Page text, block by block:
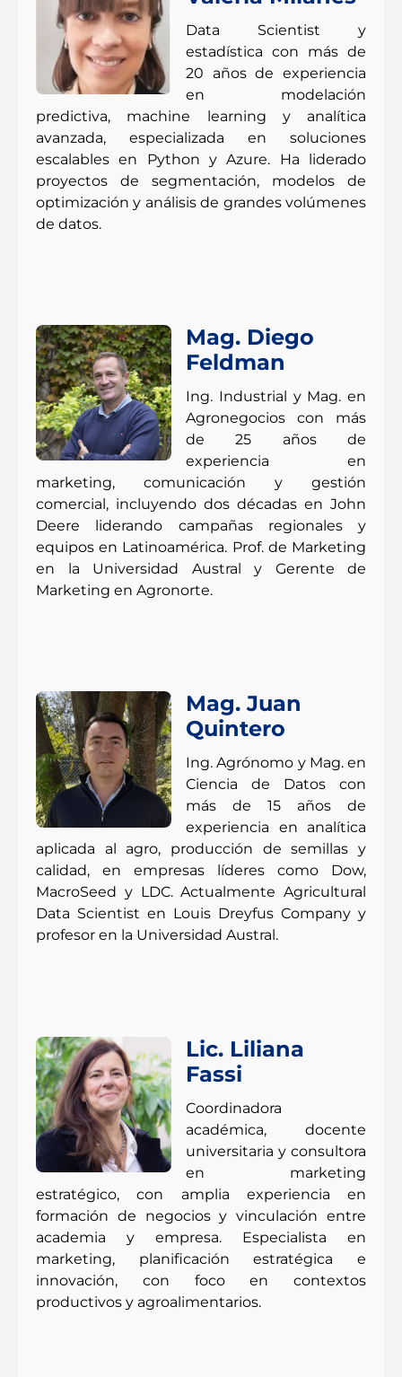
Data Scientist y
estadística con más de
20 años de experiencia
en modelación
predictiva, machine learning y analítica
avanzada, especializada en soluciones
escalables en Python y Azure. Ha liderado
proyectos de segmentación, modelos de
optimización y análisis de grandes volúmenes
de datos.
Mag. Diego
Feldman
Ing. Industrial y Mag. en
Agronegocios con más
de 25 años de
experiencia en
marketing, comunicación y gestión
comercial, incluyendo dos décadas en John
Deere liderando campañas regionales y
equipos en Latinoamérica. Prof. de Marketing
en la Universidad Austral y Gerente de
Marketing en Agronorte.
Mag. Juan
Quintero
Ing. Agrónomo y Mag. en
Ciencia de Datos con
más de 15 años de
experiencia en analítica
aplicada al agro, producción de semillas y
calidad, en empresas líderes como Dow,
MacroSeed y LDC. Actualmente Agricultural
Data Scientist en Louis Dreyfus Company y
profesor en la Universidad Austral.
Lic. Liliana
Fassi
Coordinadora
académica, docente
universitaria y consultora
en marketing
estratégico, con amplia experiencia en
formación de negocios y vinculación entre
academia y empresa. Especialista en
marketing, planificación estratégica e
innovación, con foco en contextos
productivos y agroalimentarios.